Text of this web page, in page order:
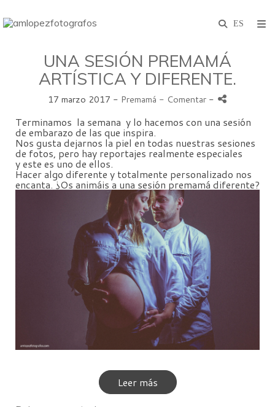
UNA SESIÓN PREMAMÁ
ARTÍSTICA Y DIFERENTE.
17 marzo 2017 - Premamá - Comentar -
Terminamos la semana y lo hacemos con una sesión
de embarazo de las que inspira.
Nos gusta dejarnos la piel en todas nuestras sesiones
de fotos, pero hay reportajes realmente especiales
y este es uno de ellos.
Hacer algo diferente y totalmente personalizado nos
encanta. ¿Os animáis a una sesión premamá diferente?
Leer más